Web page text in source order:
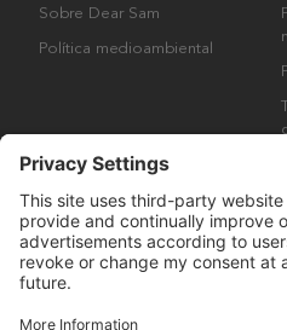
Sobre Dear Sam
Política medioambiental
Derechos de autor © Many